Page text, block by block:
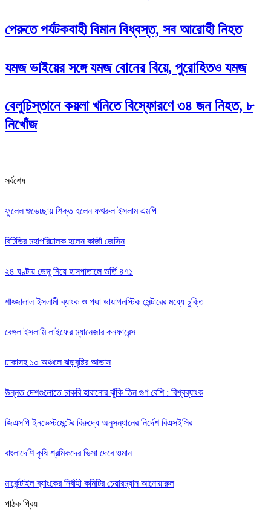
পেরুতে পর্যটকবাহী বিমান বিধ্বস্ত, সব আরোহী নিহত
যমজ ভাইয়ের সঙ্গে যমজ বোনের বিয়ে, পুরোহিতও যমজ
বেলুচিস্তানে কয়লা খনিতে বিস্ফোরণে ৩৪ জন নিহত, ৮
নিখোঁজ
সর্বশেষ
ফুলেল শুভেচ্ছায় শিক্ত হলেন ফখরুল ইসলাম এমপি
বিটিভির মহাপরিচালক হলেন কাজী জেসিন
২৪ ঘণ্টায় ডেঙ্গু নিয়ে হাসপাতালে ভর্তি ৪৭১
শাহ্জালাল ইসলামী ব্যাংক ও পদ্মা ডায়াগনস্টিক সেন্টারের মধ্যে চুক্তি
বেঙ্গল ইসলামি লাইফের ম্যানেজার কনফারেন্স
ঢাকাসহ ১০ অঞ্চলে ঝড়বৃষ্টির আভাস
উন্নত দেশগুলোতে চাকরি হারানোর ঝুঁকি তিন গুণ বেশি : বিশ্বব্যাংক
জিএসপি ইনভেস্টমেন্টের বিরুদ্ধে অনুসন্ধানের নির্দেশ বিএসইসির
বাংলাদেশি কৃষি শ্রমিকদের ভিসা দেবে ওমান
মার্কেন্টাইল ব্যাংকের নির্বাহী কমিটির চেয়ারম্যান আনোয়ারুল
পাঠক প্রিয়